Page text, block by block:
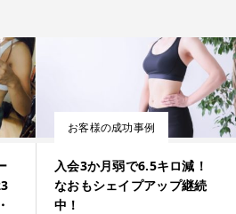
お客様の成功事例
入会3か月弱で6.5キロ減！
なおもシェイプアップ継続
中！